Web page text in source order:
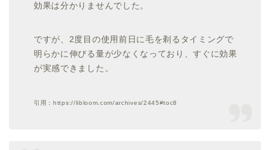
効果は分かりませんでした。
ですが、2度目の使用前日に毛を剃るタイミングで
明らかに伸びる量が少なくなっており、すぐに効果
が実感できました。
引用：https://libloom.com/archives/2445#toc8